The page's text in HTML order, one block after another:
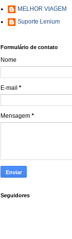
MELHOR VIAGEM
Suporte Lenium
Formulário de contato
Nome
E-mail *
Mensagem *
Seguidores